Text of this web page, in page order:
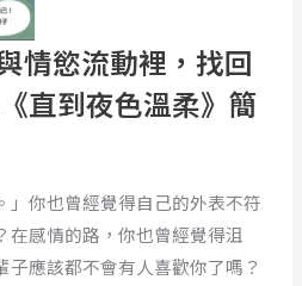
情慾流動裡，找回
直到夜色溫柔》簡
」你也曾經覺得自己的外表不符
在感情的路，你也曾經覺得沮
應該都不會有人喜歡你了嗎？